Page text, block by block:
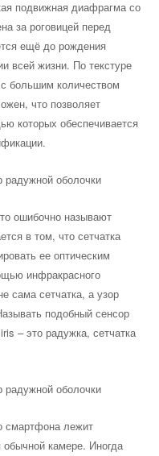
подвижная диафрагма со
за роговицей перед
ещё до рождения
всей жизни. По текстуре
большим количеством
что позволяет
которых обеспечивается
ошибочно называют
в том, что сетчатка
ее оптическим
инфракрасного
сама сетчатка, а узор
подобный сенсор
– это радужка, сетчатка
смартфона лежит
обычной камере. Иногда